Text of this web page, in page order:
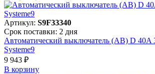
Артикул: S9F33340
Срок поставки: 2 дня
Автоматический выключатель (АВ) D 40A
Systeme9
9 943 ₽
В корзинy